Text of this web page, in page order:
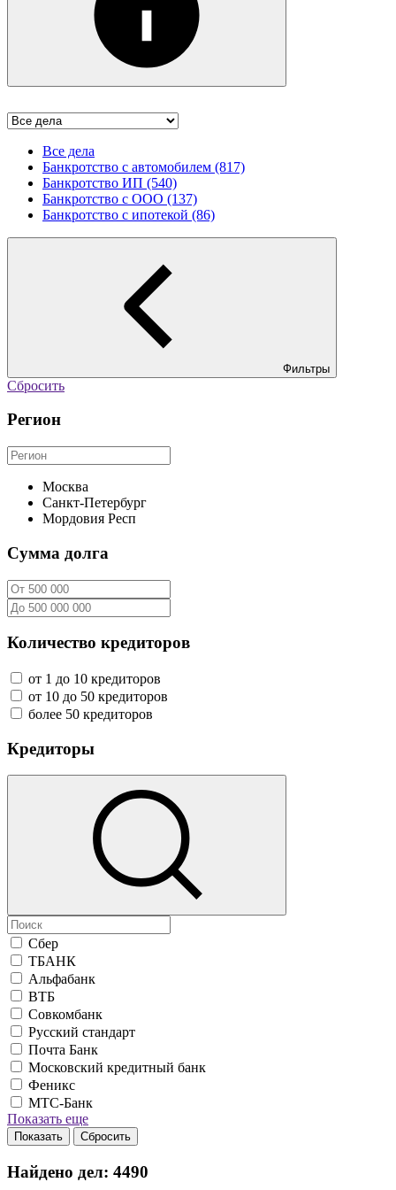
Все дела
Банкротство с автомобилем (817)
Банкротство ИП (540)
Банкротство с ООО (137)
Банкротство с ипотекой (86)
Фильтры
Сбросить
Регион
Москва
Санкт-Петербург
Мордовия Респ
Сумма долга
Количество кредиторов
от 1 до 10 кредиторов
от 10 до 50 кредиторов
более 50 кредиторов
Кредиторы
Сбер
ТБАНК
Альфабанк
ВТБ
Совкомбанк
Русский стандарт
Почта Банк
Московский кредитный банк
Феникс
МТС-Банк
Показать еще
Показать Сбросить
Найдено дел: 4490